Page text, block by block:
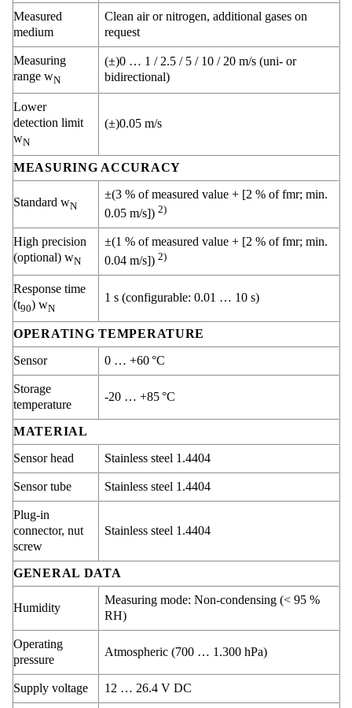
Measured
medium
Clean air or nitrogen, additional gases on
request
Measuring
range wN
(±)0 … 1 / 2.5 / 5 / 10 / 20 m/s (uni- or
bidirectional)
Lower
detection limit
wN
(±)0.05 m/s
MEASURING ACCURACY
Standard wN
±(3 % of measured value + [2 % of fmr; min.
0.05 m/s])2)
High precision
(optional) wN
±(1 % of measured value + [2 % of fmr; min.
0.04 m/s])2)
Response time
(t90) wN
1 s (configurable: 0.01 … 10 s)
OPERATING TEMPERATURE
Sensor
0 … +60 °C
Storage
temperature
-20 … +85 °C
MATERIAL
Sensor head
Stainless steel 1.4404
Sensor tube Stainless steel 1.4404
Plug-in
connector, nut
screw
Stainless steel 1.4404
GENERAL DATA
Humidity
Measuring mode: Non-condensing (< 95 %
RH)
Operating
pressure
Atmospheric (700 … 1.300 hPa)
Supply voltage 12 … 26.4 V DC